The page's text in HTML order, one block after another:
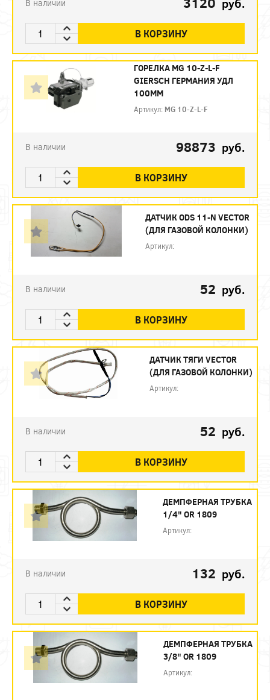
В наличии руб.
В КОРЗИНУ
ГОРЕЛКА MG 10-Z-L-F
GIERSCH ГЕРМАНИЯ УДЛ
100ММ
Артикул: MG 10-Z-L-F
В наличии 98873 руб.
В КОРЗИНУ
ДАТЧИК ODS 11-N VECTOR
(ДЛЯ ГАЗОВОЙ КОЛОНКИ)
Артикул:
В наличии 52 руб.
В КОРЗИНУ
ДАТЧИК ТЯГИ VECTOR
(ДЛЯ ГАЗОВОЙ КОЛОНКИ)
Артикул:
В наличии 52 руб.
В КОРЗИНУ
ДЕМПФЕРНАЯ ТРУБКА
1/4" OR 1809
Артикул:
В наличии 132 руб.
В КОРЗИНУ
ДЕМПФЕРНАЯ ТРУБКА
3/8" OR 1809
Артикул: